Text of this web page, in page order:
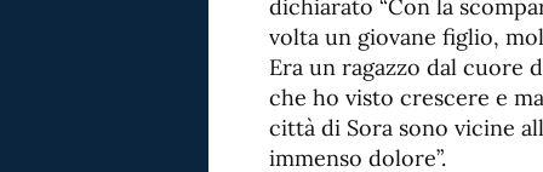
dichiarato “Con la
volta un giovane figlio,
Era un ragazzo dal cuore
che ho visto crescere e
città di Sora sono vicine
immenso dolore”.